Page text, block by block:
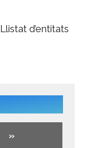
Llistat d’entitats
»